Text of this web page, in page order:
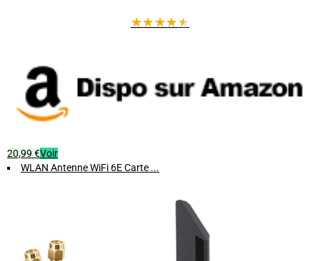
★★★★★
20,99 €Voir
WLAN Antenne WiFi 6E Carte ...